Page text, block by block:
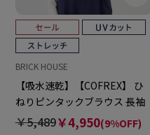
BRICK HOUSE
【吸水速乾】【COFREX】 ひ
ねりピンタックブラウス 長袖
レディースデザインシャツ
￥5,489￥4,950(9%OFF)